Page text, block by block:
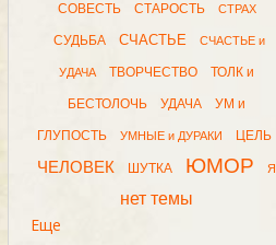
СОВЕСТЬ СТАРОСТЬ СТРАХ
СУДЬБА СЧАСТЬЕ СЧАСТЬЕ и
УДАЧА ТВОРЧЕСТВО ТОЛК и
БЕСТОЛОЧЬ УДАЧА УМ и
ГЛУПОСТЬ УМНЫЕ и ДУРАКИ ЦЕЛЬ
ЧЕЛОВЕК ШУТКА ЮМОР Я
нет темы
Еще